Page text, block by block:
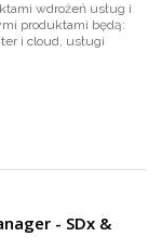
wdrożeń usług i
produktami będą:
i cloud, usługi
- SDx &